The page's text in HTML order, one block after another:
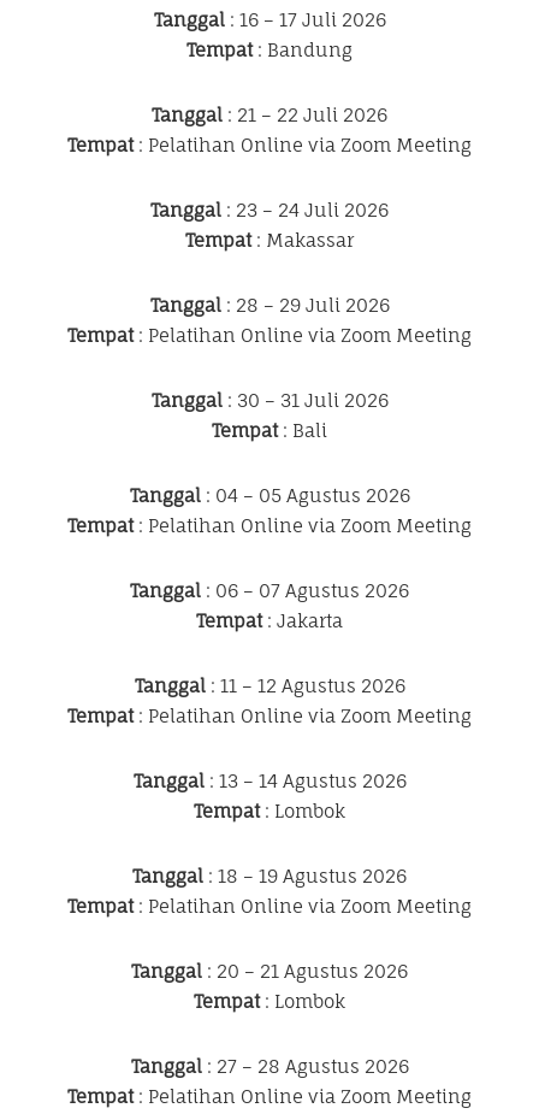
Tanggal: 16 – 17 Juli 2026
Tempat: Bandung
Tanggal : 21 – 22 Juli 2026
Tempat: Pelatihan Online via Zoom Meeting
Tanggal : 23 – 24 Juli 2026
Tempat: Makassar
Tanggal: 28 – 29 Juli 2026
Tempat: Pelatihan Online via Zoom Meeting
Tanggal: 30 – 31 Juli 2026
Tempat: Bali
Tanggal: 04 – 05 Agustus 2026
Tempat: Pelatihan Online via Zoom Meeting
Tanggal : 06 – 07 Agustus 2026
Tempat: Jakarta
Tanggal: 11 – 12 Agustus 2026
Tempat: Pelatihan Online via Zoom Meeting
Tanggal: 13 – 14 Agustus 2026
Tempat: Lombok
Tanggal : 18 – 19 Agustus 2026
Tempat: Pelatihan Online via Zoom Meeting
Tanggal : 20 – 21 Agustus 2026
Tempat: Lombok
Tanggal: 27 – 28 Agustus 2026
Tempat: Pelatihan Online via Zoom Meeting